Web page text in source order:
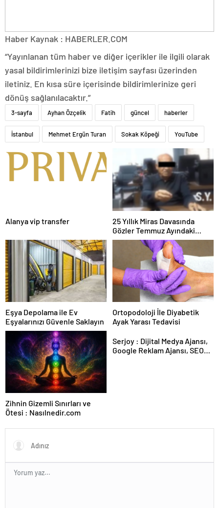
Haber Kaynak : HABERLER.COM
“Yayınlanan tüm haber ve diğer içerikler ile ilgili olarak
yasal bildirimlerinizi bize iletişim sayfası üzerinden
iletiniz. En kısa süre içerisinde bildirimlerinize geri
dönüş sağlanılacaktır.”
3-sayfa Ayhan Özçelik Fatih güncel haberler
İstanbul Mehmet Ergün Turan Sokak Köpeği YouTube
Alanya vip transfer
25 Yıllık Miras Davasında
Gözler Temmuz Ayındaki
Karar Duruşmasına Çevrildi
Eşya Depolama ile Ev
Eşyalarınızı Güvenle Saklayın
Ortopodoloji İle Diyabetik
Ayak Yarası Tedavisi
Zihnin Gizemli Sınırları ve
Ötesi : Nasılnedir.com
Serjoy : Dijital Medya Ajansı,
Google Reklam Ajansı, SEO